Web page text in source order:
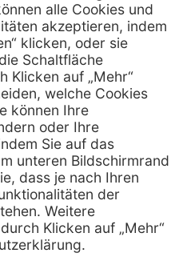
mediquick.de
Hilfe
FAQs
Kontakt
Lob & Kritik
Rechtliches
AGB
Impressum
Datenschutz